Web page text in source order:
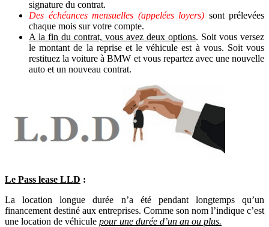
signature du contrat.
Des échéances mensuelles (appelées loyers) sont prélevées
chaque mois sur votre compte.
A la fin du contrat, vous avez deux options. Soit vous versez
le montant de la reprise et le véhicule est à vous. Soit vous
restituez la voiture à BMW et vous repartez avec une nouvelle
auto et un nouveau contrat.
Le Pass lease LLD :
La location longue durée n’a été pendant longtemps qu’un
financement destiné aux entreprises. Comme son nom l’indique c’est
une location de véhicule pour une durée d’un an ou plus.